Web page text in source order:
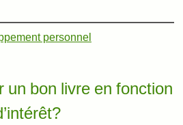
personnel
un bon livre en fonction